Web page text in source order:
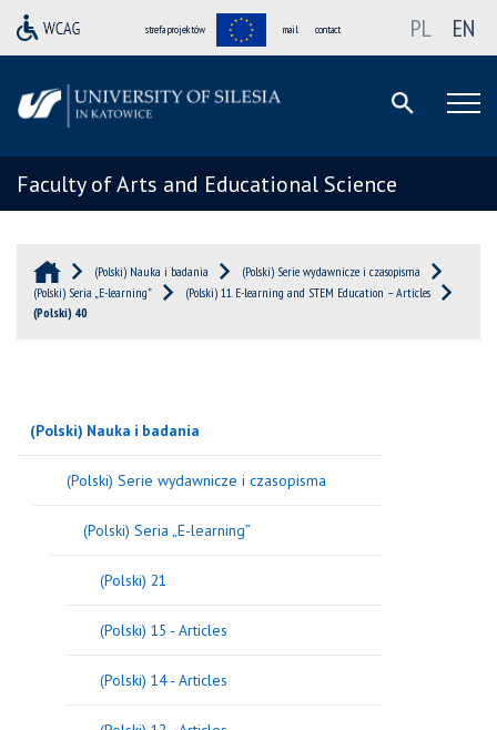
strefa projektów mail contact PL EN
Faculty of Arts and Educational Science
(Polski) Nauka i badania
(Polski) Serie wydawnicze i czasopisma
(Polski) Seria „E-learning”
(Polski) 11. E-learning and STEM Education – Articles
(Polski) 40
(Polski) Nauka i badania
(Polski) Serie wydawnicze i czasopisma
(Polski) Seria „E-learning”
(Polski) 21
(Polski) 15 - Articles
(Polski) 14 - Articles